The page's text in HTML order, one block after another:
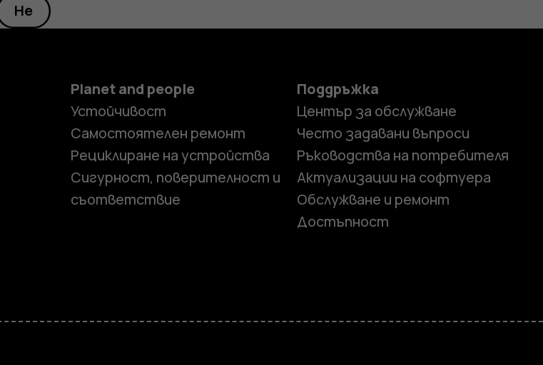
Не
Planet and people
Устойчивост
Самостоятелен ремонт
Рециклиране на устройства
Сигурност, поверителност и
съответствие
Поддръжка
Център за обслужване
Често задавани въпроси
Ръководства на потребителя
Актуализации на софтуера
Обслужване и ремонт
Достъпност